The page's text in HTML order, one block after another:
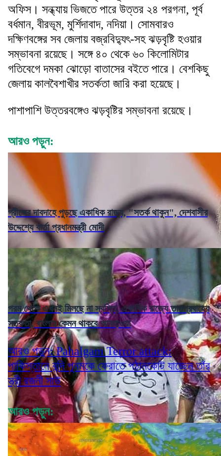
অফিস। সন্ধ্যায় ভিজতে পারে উত্তর ২৪ পরগনা, পূর্ব
বর্ধমান, বীরভূম, মুর্শিদাবাদ, নদিয়া। সোমবারও
দক্ষিণবঙ্গের সব জেলায় বজ্রবিদ্যুৎ-সহ ঝড়বৃষ্টি হওয়ার
সম্ভাবনা রয়েছে। সঙ্গে ৪০ থেকে ৬০ কিলোমিটার
গতিবেগে দমকা ঝোড়ো বাতাসের বইতে পারে। বেশকিছু
জেলায় কালবৈশাখীর সতর্কতা জারি করা হয়েছে।
পাশাপাশি উত্তরবঙ্গেও ঝড়বৃষ্টির সম্ভাবনা রয়েছে।
আরও পড়ুন:
গ্রীষ্মের দাবদাহে পুড়ছে একাধিক রাজ্য, "সতর্ক থাকুন", দেশবাসীর
উদ্দেশ্যে বার্তা প্রধানমন্ত্রী মোদী
গরম থেকে এখনই মিলছে না স্বস্তি, একাধিক রাজ্যে তাপপ্রবাহের
সতর্কতা, বাংলায় কেমন থাকবে আবহাওয়া
আরও পড়ুন: Pahalgam Terror attack:
পাকিস্তানে বন্দি পুনমকে ফেরাতে পঠানকোট যাচ্ছেন তাঁর
স্ত্রী রজনী সাউ
আরও পড়ুন: